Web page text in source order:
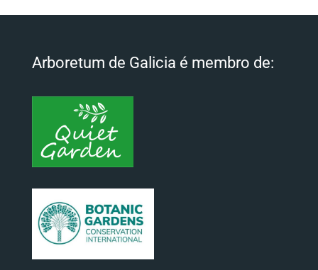
Arboretum de Galicia é membro de: